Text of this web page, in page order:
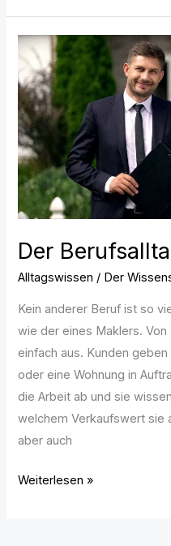
Der
Alltagswissen / Der
Kein anderer Beruf ist so
wie der eines Maklers.
einfach aus. Kunden
oder eine Wohnung in
die Arbeit ab und sie
welchem Verkaufswert sie
aber auch
Der
Berufsalltag
eines
Maklers
Weiterlesen »